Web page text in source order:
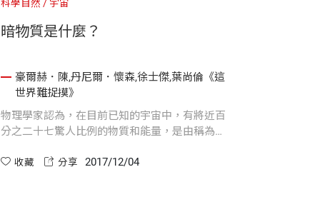
科學自然 宇宙
暗物質是什麼？
豪爾赫．陳,丹尼爾．懷森,徐士傑,葉尚倫《這
世界難捉摸》
物理學家認為，在目前已知的宇宙中，有將近百
分之二十七驚人比例的物質和能量，是由稱為
多數的物質和我們熟悉且鑽研了數個世紀的「正
收藏 分享 2017/12/04